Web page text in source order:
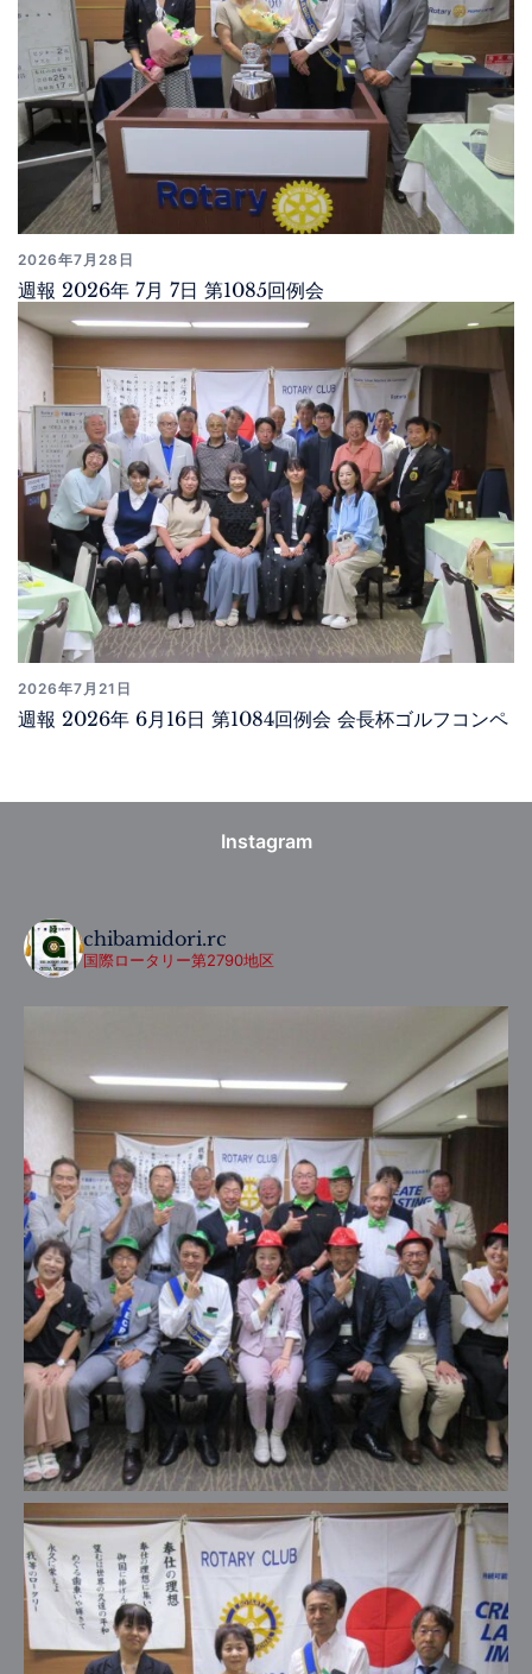
2026年7月28日
週報 2026年 7月 7日 第1085回例会
2026年7月21日
週報 2026年 6月16日 第1084回例会 会長杯ゴルフコンペ
Instagram
chibamidori.rc
国際ロータリー第2790地区